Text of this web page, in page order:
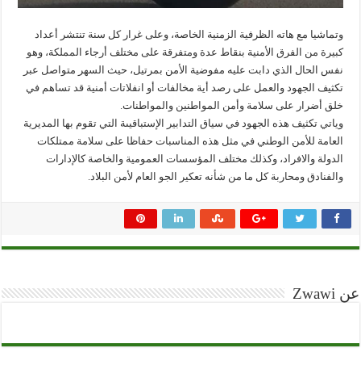
وتماشيا مع هاته الظرفية الزمنية الخاصة، وعلى غرار كل سنة تنتشر أعداد
كبيرة من الفرق الأمنية بنقاط عدة ومتفرقة على مختلف أرجاء المملكة، وهو
نفس الحال الذي دابت عليه مفوضية الأمن بمرتيل، حيث السهر متواصل عبر
تكثيف الجهود والعمل على رصد أية مخالفات أو انفلاتات أمنية قد تساهم في
خلق أضرار على سلامة وأمن المواطنين والمواطنات.
وياتي تكثيف هذه الجهود في سياق التدابير الإستباقيىة التي تقوم بها المديرية
العامة للأمن الوطني في مثل هذه المناسبات حفاظا على سلامة ممتلكات
الدولة والافراد، وكذلك مختلف المؤسسات العمومية والخاصة كالإدارات
والفنادق ومحاربة كل ما من شأنه تعكير الجو العام لأمن البلاد.
عن Zwawi